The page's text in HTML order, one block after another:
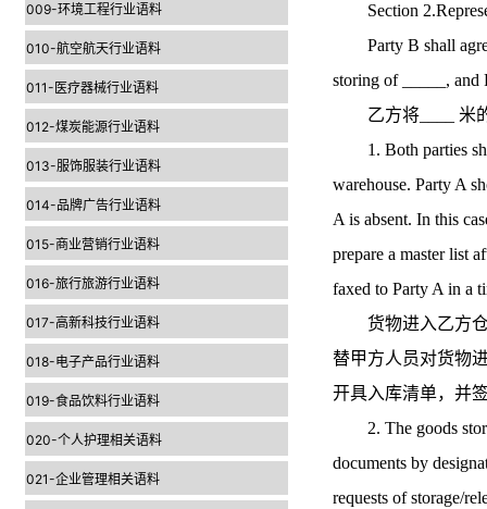
009-环境工程行业语料
010-航空航天行业语料
011-医疗器械行业语料
012-煤炭能源行业语料
013-服饰服装行业语料
014-品牌广告行业语料
015-商业营销行业语料
016-旅行旅游行业语料
017-高新科技行业语料
018-电子产品行业语料
019-食品饮料行业语料
020-个人护理相关语料
021-企业管理相关语料
Section
Party B shall agree
storing of _____, and
乙方将____ 米的
1. Both parties
warehouse. Party A
A is absent. In this
prepare a master list
faxed to Party A in a
货物进入乙方仓
替甲方人员对货物
开具入库清单，并
2. The goods
documents by
requests of storage/